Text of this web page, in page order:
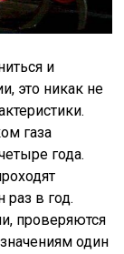
и
это никак не
газа
года.
раз в год.
проверяются
один